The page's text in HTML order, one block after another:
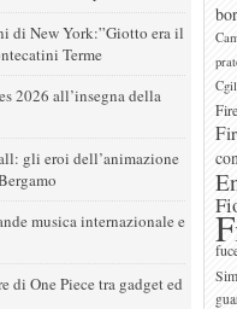
di New York:”Giotto era il
Terme
2026 all’insegna della
gli eroi dell’animazione
musica internazionale e
di One Piece tra gadget ed